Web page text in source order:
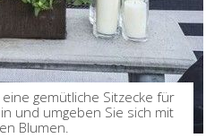
gemütliche Sitzecke für
und umgeben Sie sich mit
Blumen.
byBirgit